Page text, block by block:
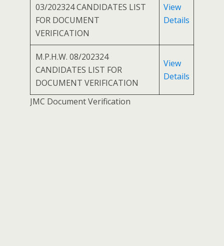
03/202324 CANDIDATES LIST
FOR DOCUMENT
VERIFICATION
View
Details
M.P.H.W. 08/202324
CANDIDATES LIST FOR
DOCUMENT VERIFICATION
View
Details
JMC Document Verification